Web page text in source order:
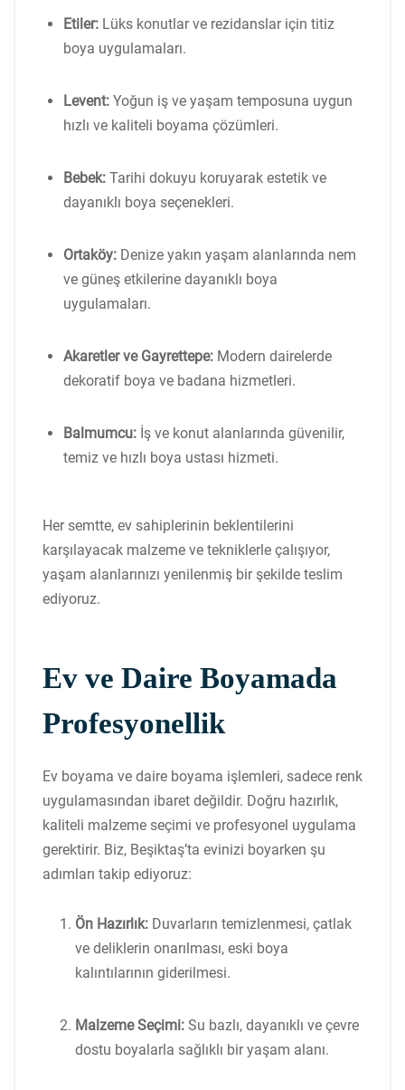
Etiler: Lüks konutlar ve rezidanslar için titiz
boya uygulamaları.
Levent: Yoğun iş ve yaşam temposuna uygun
hızlı ve kaliteli boyama çözümleri.
Bebek: Tarihi dokuyu koruyarak estetik ve
dayanıklı boya seçenekleri.
Ortaköy: Denize yakın yaşam alanlarında nem
ve güneş etkilerine dayanıklı boya
uygulamaları.
Akaretler ve Gayrettepe: Modern dairelerde
dekoratif boya ve badana hizmetleri.
Balmumcu: İş ve konut alanlarında güvenilir,
temiz ve hızlı boya ustası hizmeti.
Her semtte, ev sahiplerinin beklentilerini
karşılayacak malzeme ve tekniklerle çalışıyor,
yaşam alanlarınızı yenilenmiş bir şekilde teslim
ediyoruz.
Ev ve Daire Boyamada
Profesyonellik
Ev boyama ve daire boyama işlemleri, sadece renk
uygulamasından ibaret değildir. Doğru hazırlık,
kaliteli malzeme seçimi ve profesyonel uygulama
gerektirir. Biz, Beşiktaş’ta evinizi boyarken şu
adımları takip ediyoruz:
Ön Hazırlık: Duvarların temizlenmesi, çatlak
ve deliklerin onarılması, eski boya
kalıntılarının giderilmesi.
Malzeme Seçimi: Su bazlı, dayanıklı ve çevre
dostu boyalarla sağlıklı bir yaşam alanı.